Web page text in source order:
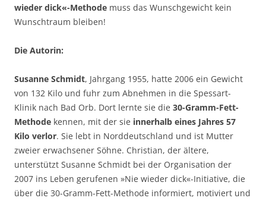
wieder dick«-Methode muss das Wunschgewicht kein
Wunschtraum bleiben!
Die Autorin:
Susanne Schmidt, Jahrgang 1955, hatte 2006 ein Gewicht
von 132 Kilo und fuhr zum Abnehmen in die Spessart-
Klinik nach Bad Orb. Dort lernte sie die 30-Gramm-Fett-
Methode kennen, mit der sie innerhalb eines Jahres 57
Kilo verlor. Sie lebt in Norddeutschland und ist Mutter
zweier erwachsener Söhne. Christian, der ältere,
unterstützt Susanne Schmidt bei der Organisation der
2007 ins Leben gerufenen »Nie wieder dick«-Initiative, die
über die 30-Gramm-Fett-Methode informiert, motiviert und